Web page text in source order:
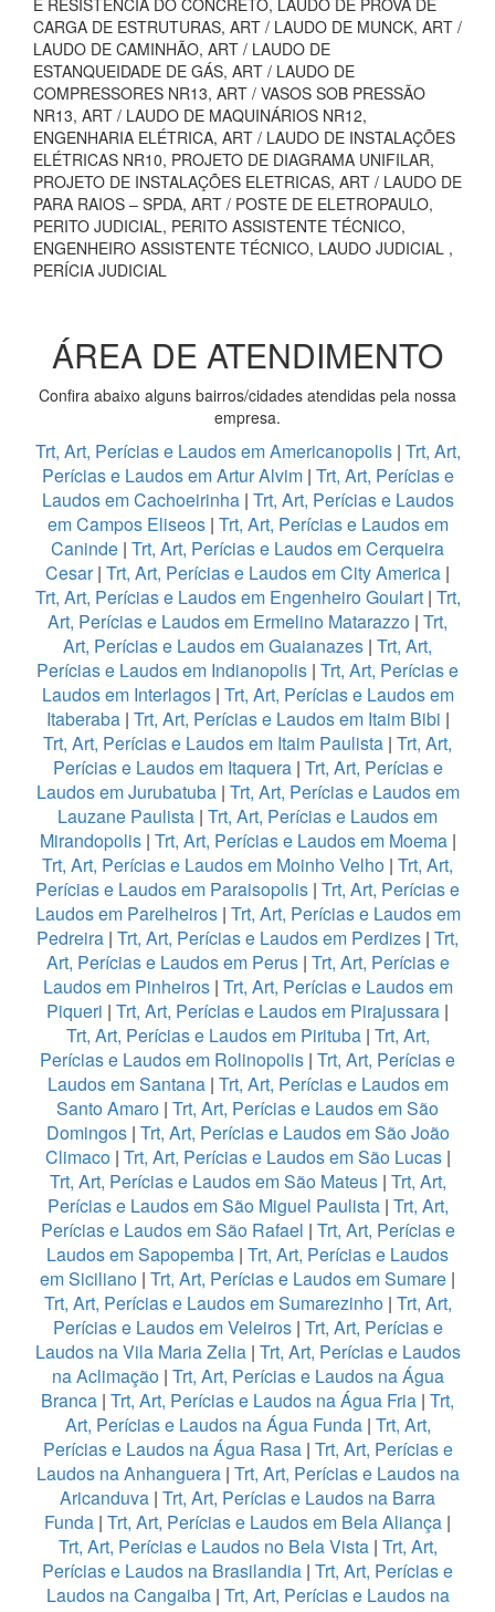
E RESISTÊNCIA DO CONCRETO, LAUDO DE PROVA DE
CARGA DE ESTRUTURAS, ART / LAUDO DE MUNCK, ART /
LAUDO DE CAMINHÃO, ART / LAUDO DE
ESTANQUEIDADE DE GÁS, ART / LAUDO DE
COMPRESSORES NR13, ART / VASOS SOB PRESSÃO
NR13, ART / LAUDO DE MAQUINÁRIOS NR12,
ENGENHARIA ELÉTRICA, ART / LAUDO DE INSTALAÇÕES
ELÉTRICAS NR10, PROJETO DE DIAGRAMA UNIFILAR,
PROJETO DE INSTALAÇÕES ELETRICAS, ART / LAUDO DE
PARA RAIOS – SPDA, ART / POSTE DE ELETROPAULO,
PERITO JUDICIAL, PERITO ASSISTENTE TÉCNICO,
ENGENHEIRO ASSISTENTE TÉCNICO, LAUDO JUDICIAL ,
PERÍCIA JUDICIAL
ÁREA DE ATENDIMENTO
Confira abaixo alguns bairros/cidades atendidas pela nossa
empresa.
Trt, Art, Perícias e Laudos em Americanopolis | Trt, Art,
Perícias e Laudos em Artur Alvim | Trt, Art, Perícias e
Laudos em Cachoeirinha| Trt, Art, Perícias e Laudos
em Campos Eliseos | Trt, Art, Perícias e Laudos em
Caninde | Trt, Art, Perícias e Laudos em Cerqueira
Cesar| Trt, Art, Perícias e Laudos em City America |
Trt, Art, Perícias e Laudos em Engenheiro Goulart | Trt,
Art, Perícias e Laudos em Ermelino Matarazzo | Trt,
Art, Perícias e Laudos em Guaianazes | Trt, Art,
Perícias e Laudos em Indianopolis | Trt, Art, Perícias e
Laudos em Interlagos| Trt, Art, Perícias e Laudos em
Itaberaba| Trt, Art, Perícias e Laudos em Itaim Bibi |
Trt, Art, Perícias e Laudos em Itaim Paulista | Trt, Art,
Perícias e Laudos em Itaquera| Trt, Art, Perícias e
Laudos em Jurubatuba| Trt, Art, Perícias e Laudos em
Lauzane Paulista | Trt, Art, Perícias e Laudos em
Mirandopolis| Trt, Art, Perícias e Laudos em Moema|
Trt, Art, Perícias e Laudos em Moinho Velho | Trt, Art,
Perícias e Laudos em Paraisopolis | Trt, Art, Perícias e
Laudos em Parelheiros| Trt, Art, Perícias e Laudos em
Pedreira | Trt, Art, Perícias e Laudos em Perdizes | Trt,
Art, Perícias e Laudos em Perus| Trt, Art, Perícias e
Laudos em Pinheiros| Trt, Art, Perícias e Laudos em
Piqueri | Trt, Art, Perícias e Laudos em Pirajussara |
Trt, Art, Perícias e Laudos em Pirituba| Trt, Art,
Perícias e Laudos em Rolinopolis | Trt, Art, Perícias e
Laudos em Santana| Trt, Art, Perícias e Laudos em
Santo Amaro | Trt, Art, Perícias e Laudos em São
Domingos| Trt, Art, Perícias e Laudos em São João
Climaco| Trt, Art, Perícias e Laudos em São Lucas|
Trt, Art, Perícias e Laudos em São Mateus | Trt, Art,
Perícias e Laudos em São Miguel Paulista| Trt, Art,
Perícias e Laudos em São Rafael | Trt, Art, Perícias e
Laudos em Sapopemba | Trt, Art, Perícias e Laudos
em Siciliano | Trt, Art, Perícias e Laudos em Sumare |
Trt, Art, Perícias e Laudos em Sumarezinho| Trt, Art,
Perícias e Laudos em Veleiros| Trt, Art, Perícias e
Laudos na Vila Maria Zelia| Trt, Art, Perícias e Laudos
na Aclimação| Trt, Art, Perícias e Laudos na Água
Branca | Trt, Art, Perícias e Laudos na Água Fria | Trt,
Art, Perícias e Laudos na Água Funda| Trt, Art,
Perícias e Laudos na Água Rasa | Trt, Art, Perícias e
Laudos na Anhanguera| Trt, Art, Perícias e Laudos na
Aricanduva | Trt, Art, Perícias e Laudos na Barra
Funda | Trt, Art, Perícias e Laudos em Bela Aliança |
Trt, Art, Perícias e Laudos no Bela Vista| Trt, Art,
Perícias e Laudos na Brasilandia | Trt, Art, Perícias e
Laudos na Cangaiba| Trt, Art, Perícias e Laudos na